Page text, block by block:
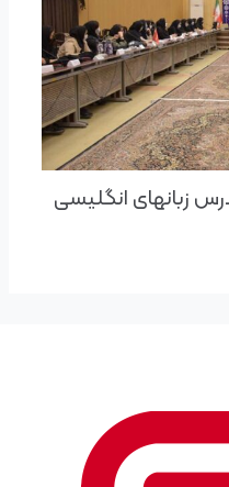
زبانهای انگلیسی